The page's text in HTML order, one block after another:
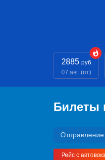
2885 руб.
07 авг. (пт)
Билеты
Отправление
Рейс с